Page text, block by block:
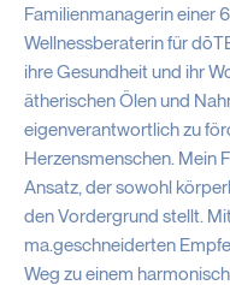
Familienmanagerin einer
Wellnessberaterin für
ihre Gesundheit und ihr
ätherischen Ölen und
eigenverantwortlich zu
Herzensmenschen. Mein
Ansatz, der sowohl
den Vordergrund stellt.
ma.geschneiderten
Weg zu einem